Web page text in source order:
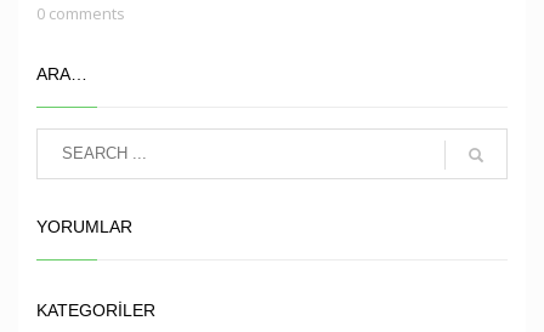
0 comments
ARA…
YORUMLAR
KATEGORILER